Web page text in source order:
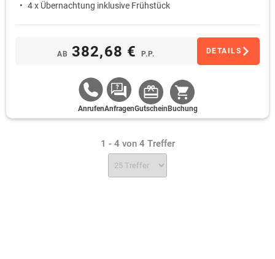
4 x Übernachtung inklusive Frühstück
AB 382,68 € P.P. DETAILS
AnrufenAnfragenGutschein Buchung
1 - 4 von 4 Treffer